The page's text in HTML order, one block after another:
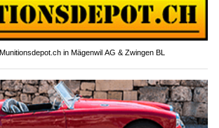
in Mägenwil AG & Zwingen BL